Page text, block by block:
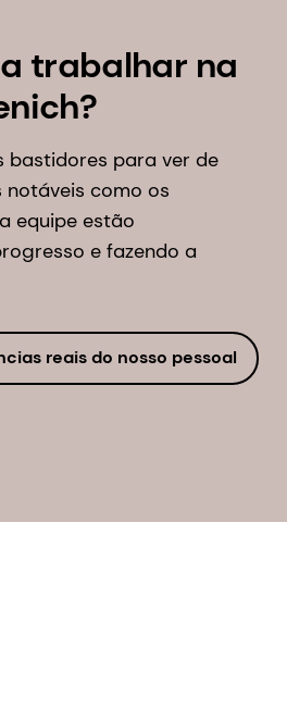
trabalhar na
bastidores para ver de
como os
equipe estão
e fazendo a
reais do nosso pessoal